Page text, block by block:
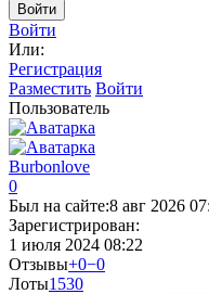
Войти
Войти
Или:
Регистрация
Разместить Войти
Пользователь
Burbonlove
0
Был на сайте:8 авг 2026
Зарегистрирован:
1 июля 2024 08:22
Отзывы+0−0
Лоты1530